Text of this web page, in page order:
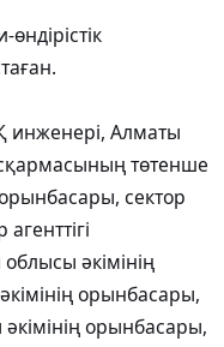
инженері, Алматы
төтенше
сектор
әкімінің
орынбасары,
орынбасары,